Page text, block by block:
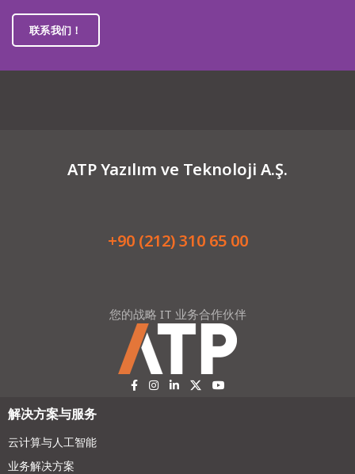
联系我们！
ATP Yazılım ve Teknoloji A.Ş.
+90 (212) 310 65 00
您的战略 IT 业务合作伙伴
解决方案与服务
云计算与人工智能
业务解决方案